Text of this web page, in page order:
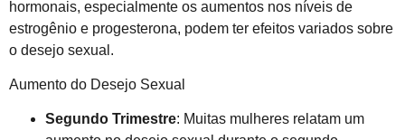
hormonais, especialmente os aumentos nos níveis de
estrogênio e progesterona, podem ter efeitos variados sobre
o desejo sexual.
Aumento do Desejo Sexual
Segundo Trimestre: Muitas mulheres relatam um